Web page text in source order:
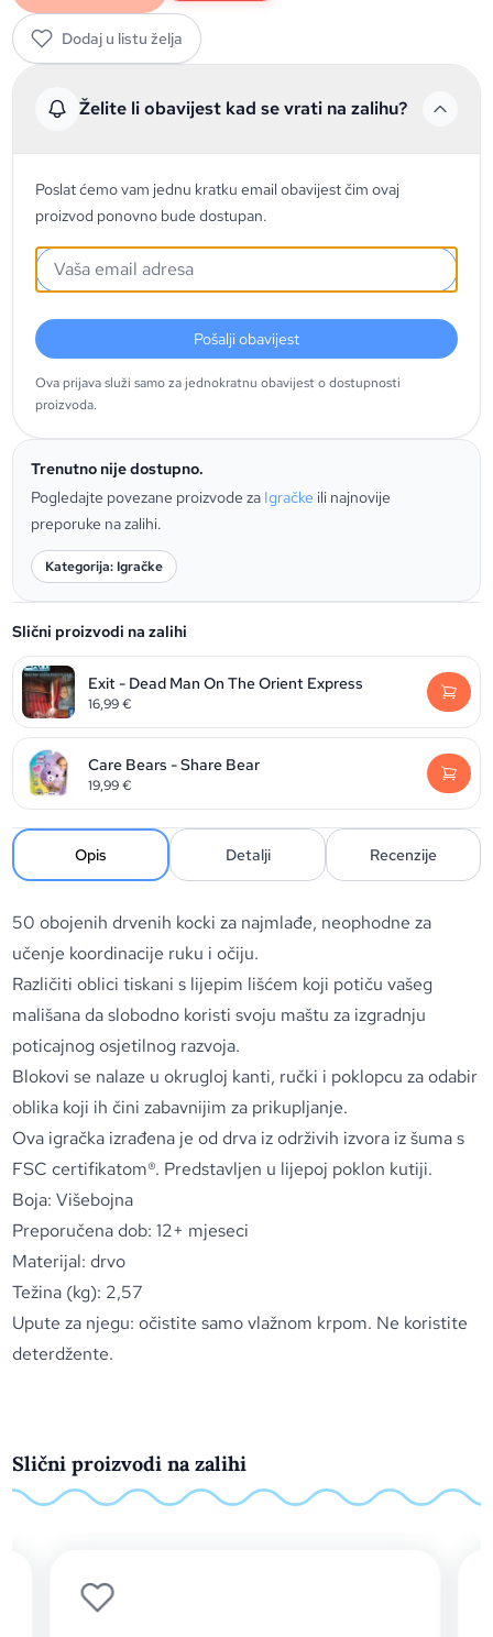
Dodaj u listu želja
Želite li obavijest kad se vrati na zalihu?
Poslat ćemo vam jednu kratku email obavijest čim ovaj
proizvod ponovno bude dostupan.
Pošalji obavijest
Ova prijava služi samo za jednokratnu obavijest o dostupnosti
proizvoda.
Trenutno nije dostupno.
Pogledajte povezane proizvode za Igračke ili najnovije
preporuke na zalihi.
Kategorija: Igračke
Slični proizvodi na zalihi
Exit - Dead Man On The Orient Express
16,99€
Care Bears - Share Bear
19,99€
Opis Detalji Recenzije
50 obojenih drvenih kocki za najmlađe, neophodne za
učenje koordinacije ruku i očiju.
Različiti oblici tiskani s lijepim lišćem koji potiču vašeg
mališana da slobodno koristi svoju maštu za izgradnju
poticajnog osjetilnog razvoja.
Blokovi se nalaze u okrugloj kanti, ručki i poklopcu za odabir
oblika koji ih čini zabavnijim za prikupljanje.
Ova igračka izrađena je od drva iz održivih izvora iz šuma s
FSC certifikatom®. Predstavljen u lijepoj poklon kutiji.
Boja: Višebojna
Preporučena dob: 12+ mjeseci
Materijal: drvo
Težina (kg): 2,57
Upute za njegu: očistite samo vlažnom krpom. Ne koristite
deterdžente.
Slični proizvodi na zalihi